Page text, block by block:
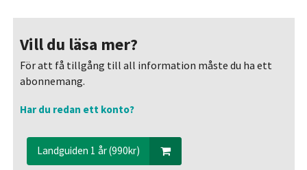
Vill du läsa mer?
För att få tillgång till all information måste du ha ett
abonnemang.
Har du redan ett konto?
Landguiden 1 år (990kr)